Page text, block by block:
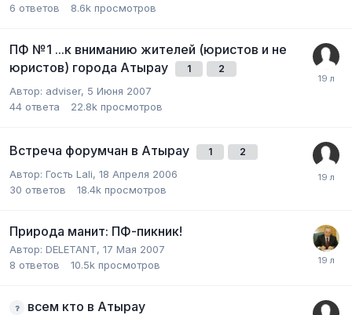
6 ответов 8.6k просмотров
ПФ №1 ...к вниманию жителей (юристов и не
юристов) города Атырау
1 2
Автор: adviser, 5 Июня 2007
44 ответа 22.8k просмотров
Встреча форумчан в Атырау 1 2
Автор: Гость Lali, 18 Апреля 2006
30 ответов 18.4k просмотров
Природа манит: ПФ-пикник!
Автор: DELETANT, 17 Мая 2007
8 ответов 10.5k просмотров
всем кто в Атырау